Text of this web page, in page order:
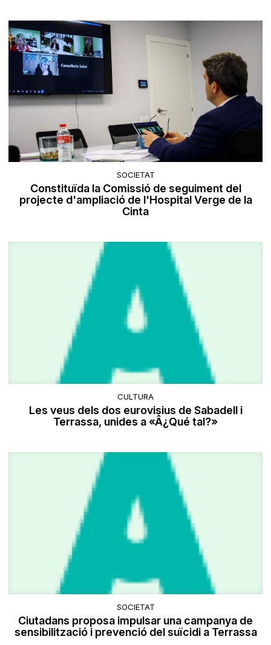
SOCIETAT
Constituïda la Comissió de seguiment del
projecte d'ampliació de l'Hospital Verge de la
Cinta
CULTURA
Les veus dels dos eurovisius de Sabadell i
Terrassa, unides a «Â¿Qué tal?»
SOCIETAT
Ciutadans proposa impulsar una campanya de
sensibilització i prevenció del suïcidi a Terrassa